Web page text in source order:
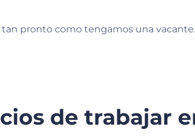
pronto como tengamos una vacante.
de trabajar